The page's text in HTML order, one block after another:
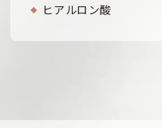
ヒアルロン酸